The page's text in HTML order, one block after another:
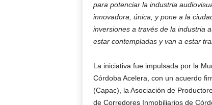
para potenciar la industria
innovadora, única, y pone a la
inversiones a través de la industria
estar contempladas y van a estar
La iniciativa fue impulsada por la
Córdoba Acelera, con un acuerdo
(Capac), la Asociación de
de Corredores Inmobiliarios de